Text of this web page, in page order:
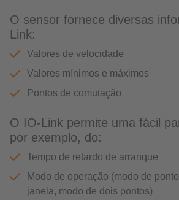
O sensor fornece diversas
Link:
Valores de velocidade
Valores mínimos e máximos
Pontos de comutação
O IO-Link permite uma fácil
por exemplo, do:
Tempo de retardo de arranque
Modo de operação (modo de
janela, modo de dois pontos)